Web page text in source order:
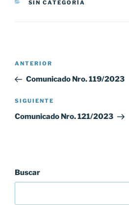
CATEGORÍAS
SIN CATEGORÍA
Navegación
entradas
Entrada
anterior:
ANTERIOR
Comunicado Nro. 119/2023
Siguiente
entrada
SIGUIENTE
Comunicado Nro. 121/2023
Buscar